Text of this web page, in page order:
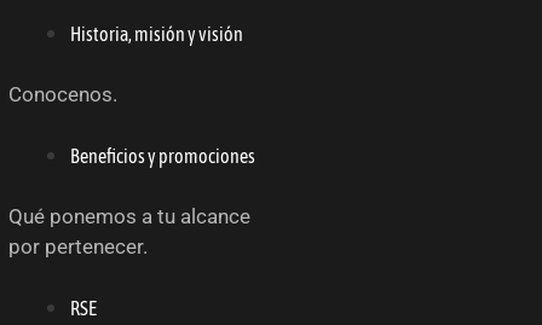
Historia, misión y visión
Conocenos.
Beneficios y promociones
Qué ponemos a tu alcance
por pertenecer.
RSE